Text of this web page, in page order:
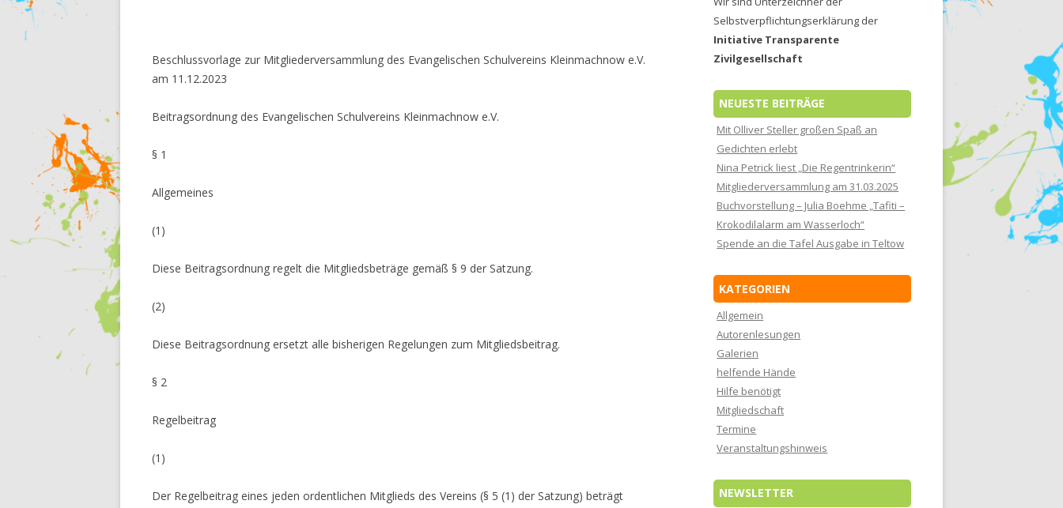
Beschlussvorlage zur Mitgliederversammlung des Evangelischen Schulvereins Kleinmachnow e.V.
am 11.12.2023
Beitragsordnung des Evangelischen Schulvereins Kleinmachnow e.V.
§ 1
Allgemeines
(1)
Diese Beitragsordnung regelt die Mitgliedsbeträge gemäß § 9 der Satzung.
(2)
Diese Beitragsordnung ersetzt alle bisherigen Regelungen zum Mitgliedsbeitrag.
§ 2
Regelbeitrag
(1)
Der Regelbeitrag eines jeden ordentlichen Mitglieds des Vereins (§ 5 (1) der Satzung) beträgt
Selbstverpflichtungserklärung der
Initiative Transparente
Zivilgesellschaft
NEUESTE BEITRÄGE
Mit Olliver Steller großen Spaß an
Gedichten erlebt
Nina Petrick liest „Die Regentrinkerin“
Mitgliederversammlung am 31.03.2025
Buchvorstellung – Julia Boehme „Tafiti –
Krokodilalarm am Wasserloch“
Spende an die Tafel Ausgabe in Teltow
KATEGORIEN
Allgemein
Autorenlesungen
Galerien
helfende Hände
Hilfe benötigt
Mitgliedschaft
Termine
Veranstaltungshinweis
NEWSLETTER